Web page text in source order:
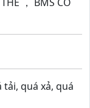
quá xả, quá